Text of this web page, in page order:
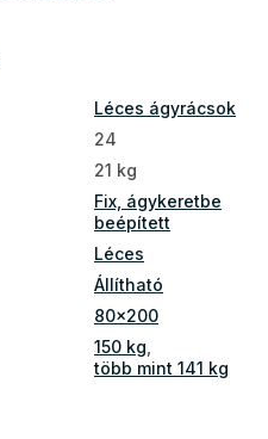
Léces ágyrácsok
24
21 kg
Fix, ágykeretbe
beépített
Léces
Állítható
80x200
150 kg
több mint 141 kg